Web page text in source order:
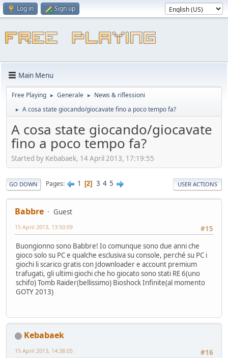
Log in Sign up
Main Menu
Free Playing ► Generale ► News & riflessioni
► A cosa state giocando/giocavate fino a poco tempo fa?
A cosa state giocando/giocavate
fino a poco tempo fa?
Started by Kebabaek, 14 April 2013, 17:19:55
GO DOWN Pages 1 2 3 4 5 USER ACTIONS
Babbre
Guest
#15
15 April 2013, 13:50:09
Buongionno sono Babbre! Io comunque sono due anni che
gioco solo su PC e qualche esclusiva su console, perché su PC i
giochi li scarico gratis con Jdownloader e account premium
trafugati, gli ultimi giochi che ho giocato sono stati RE 6(uno
schifo) Tomb Raider(bellissimo) Bioshock Infinite(al momento
GOTY 2013)
Kebabaek
#16
15 April 2013, 14:38:05